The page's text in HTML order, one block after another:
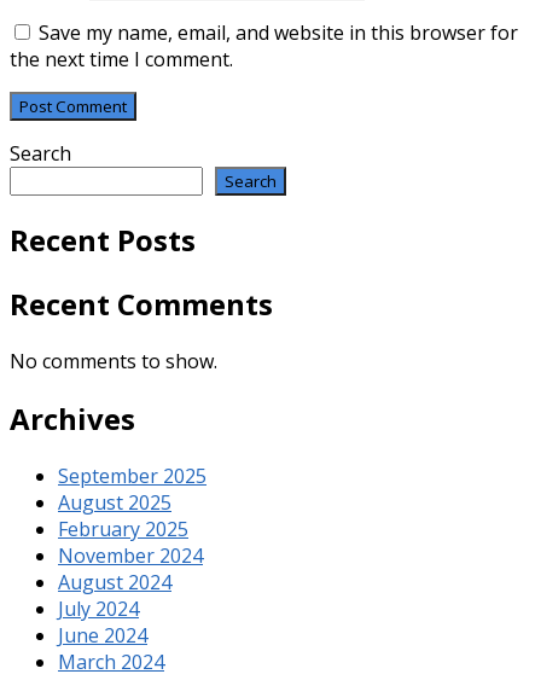
Save my name, email, and website in this browser for
the next time I comment.
Search
Search
Recent Posts
Recent Comments
No comments to show.
Archives
September 2025
August 2025
February 2025
November 2024
August 2024
July 2024
June 2024
March 2024